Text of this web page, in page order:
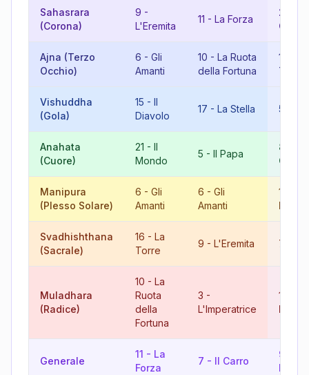
Sahasrara
(Corona)
9 -
L'Eremita
11 - La Forza
20
Ajna (Terzo
Occhio)
6 - Gli
Amanti
10 - La Ruota
della Fortuna
16
Torre
Vishuddha
(Gola)
15 - Il
Diavolo
17 - La Stella 5
Anahata
(Cuore)
21 - Il
Mondo
5 - Il Papa
8
Manipura
(Plesso Solare)
6 - Gli
Amanti
6 - Gli
Amanti
12
Svadhishthana
(Sacrale)
16 - La
Torre
9 - L'Eremita 7
Muladhara
(Radice)
10 - La
Ruota
della
Fortuna
3 -
L'Imperatrice
13
Morte
Generale
11 - La
Forza
7 - Il Carro
9